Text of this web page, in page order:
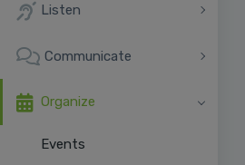
Listen
Communicate
Organize
Events